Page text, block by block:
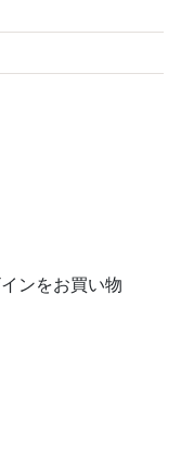
ンをお買い物